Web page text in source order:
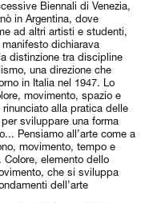
Biennali di Venezia,
in Argentina, dove
ad altri artisti e studenti,
dichiarava
distinzione tra discipline
una direzione che
in Italia nel 1947. Lo
movimento, spazio e
alla pratica delle
sviluppare una forma
Pensiamo all’arte come a
movimento, tempo e
elemento dello
che si sviluppa
dell’arte